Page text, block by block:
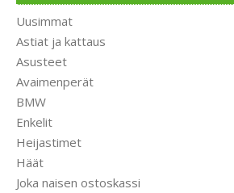
Uusimmat
Astiat ja kattaus
Asusteet
Avaimenperät
BMW
Enkelit
Heijastimet
Häät
Joka naisen ostoskassi